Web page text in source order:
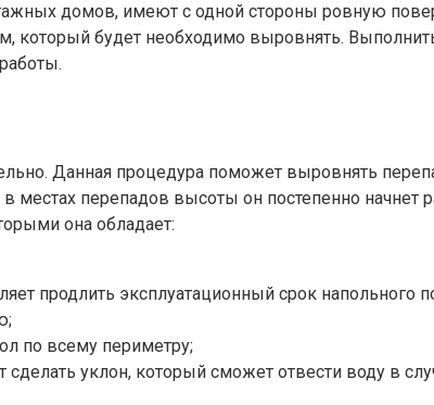
домов, имеют с одной стороны ровную
который будет необходимо выровнять.
Данная процедура поможет выровнять
местах перепадов высоты он постепенно
она обладает:
продлить эксплуатационный срок напольного
по всему периметру;
уклон, который сможет отвести воду в